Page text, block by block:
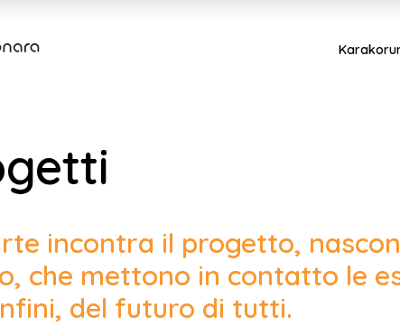
incontra il progetto,
che mettono in contatto le
del futuro di tutti.